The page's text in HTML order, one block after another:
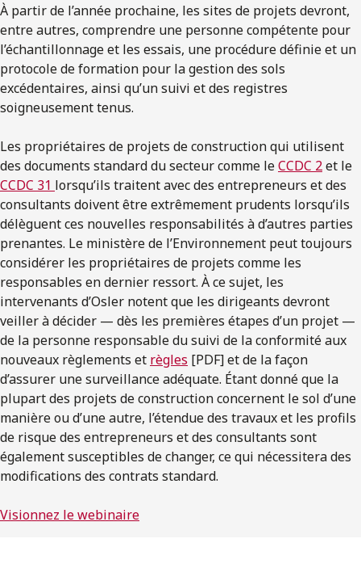
À partir de l’année prochaine, les sites de projets devront,
entre autres, comprendre une personne compétente pour
l’échantillonnage et les essais, une procédure définie et un
protocole de formation pour la gestion des sols
excédentaires, ainsi qu’un suivi et des registres
soigneusement tenus.
Les propriétaires de projets de construction qui utilisent
des documents standard du secteur comme leCCDC 2et le
CCDC 31 lorsqu’ils traitent avec des entrepreneurs et des
consultants doivent être extrêmement prudents lorsqu’ils
délèguent ces nouvelles responsabilités à d’autres parties
prenantes. Le ministère de l’Environnement peut toujours
considérer les propriétaires de projets comme les
responsables en dernier ressort. À ce sujet, les
intervenants d’Osler notent que les dirigeants devront
veiller à décider — dès les premières étapes d’un projet —
de la personne responsable du suivi de la conformité aux
nouveaux règlements et règles [PDF] et de la façon
d’assurer une surveillance adéquate. Étant donné que la
plupart des projets de construction concernent le sol d’une
manière ou d’une autre, l’étendue des travaux et les profils
de risque des entrepreneurs et des consultants sont
également susceptibles de changer, ce qui nécessitera des
modifications des contrats standard.
Visionnez le webinaire